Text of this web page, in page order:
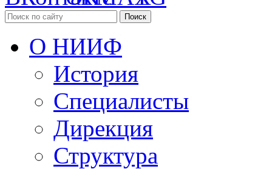
Поиск
О НИИФ
История
Специалисты
Дирекция
Структура